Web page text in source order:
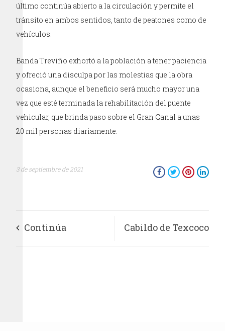
último continúa abierto a la circulación y permite el
tránsito en ambos sentidos, tanto de peatones como de
vehículos.
Banda Treviño exhortó a la población a tener paciencia
y ofreció una disculpa por las molestias que la obra
ocasiona, aunque el beneficio será mucho mayor una
vez que esté terminada la rehabilitación del puente
vehicular, que brinda paso sobre el Gran Canal a unas
20 mil personas diariamente.
3 de septiembre de 2021
Continúa Cabildo de Texcoco